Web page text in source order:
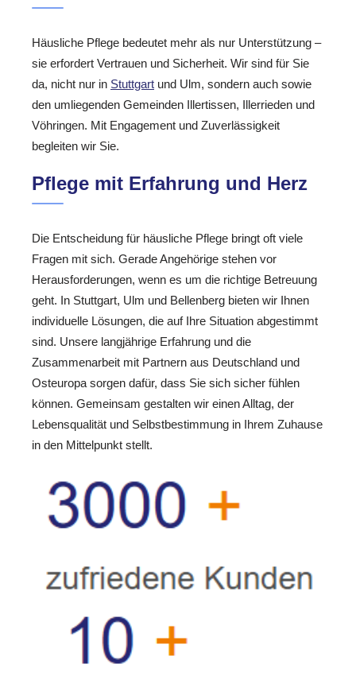
Häusliche Pflege bedeutet mehr als nur Unterstützung –
sie erfordert Vertrauen und Sicherheit. Wir sind für Sie
da, nicht nur in Stuttgart und Ulm, sondern auch sowie
den umliegenden Gemeinden Illertissen, Illerrieden und
Vöhringen. Mit Engagement und Zuverlässigkeit
begleiten wir Sie.
Pflege mit Erfahrung und Herz
Die Entscheidung für häusliche Pflege bringt oft viele
Fragen mit sich. Gerade Angehörige stehen vor
Herausforderungen, wenn es um die richtige Betreuung
geht. In Stuttgart, Ulm und Bellenberg bieten wir Ihnen
individuelle Lösungen, die auf Ihre Situation abgestimmt
sind. Unsere langjährige Erfahrung und die
Zusammenarbeit mit Partnern aus Deutschland und
Osteuropa sorgen dafür, dass Sie sich sicher fühlen
können. Gemeinsam gestalten wir einen Alltag, der
Lebensqualität und Selbstbestimmung in Ihrem Zuhause
in den Mittelpunkt stellt.